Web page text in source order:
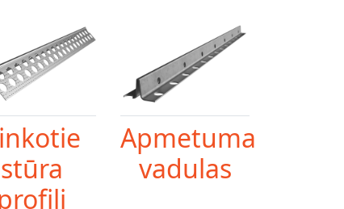
stūra
Apmetuma
vadulas